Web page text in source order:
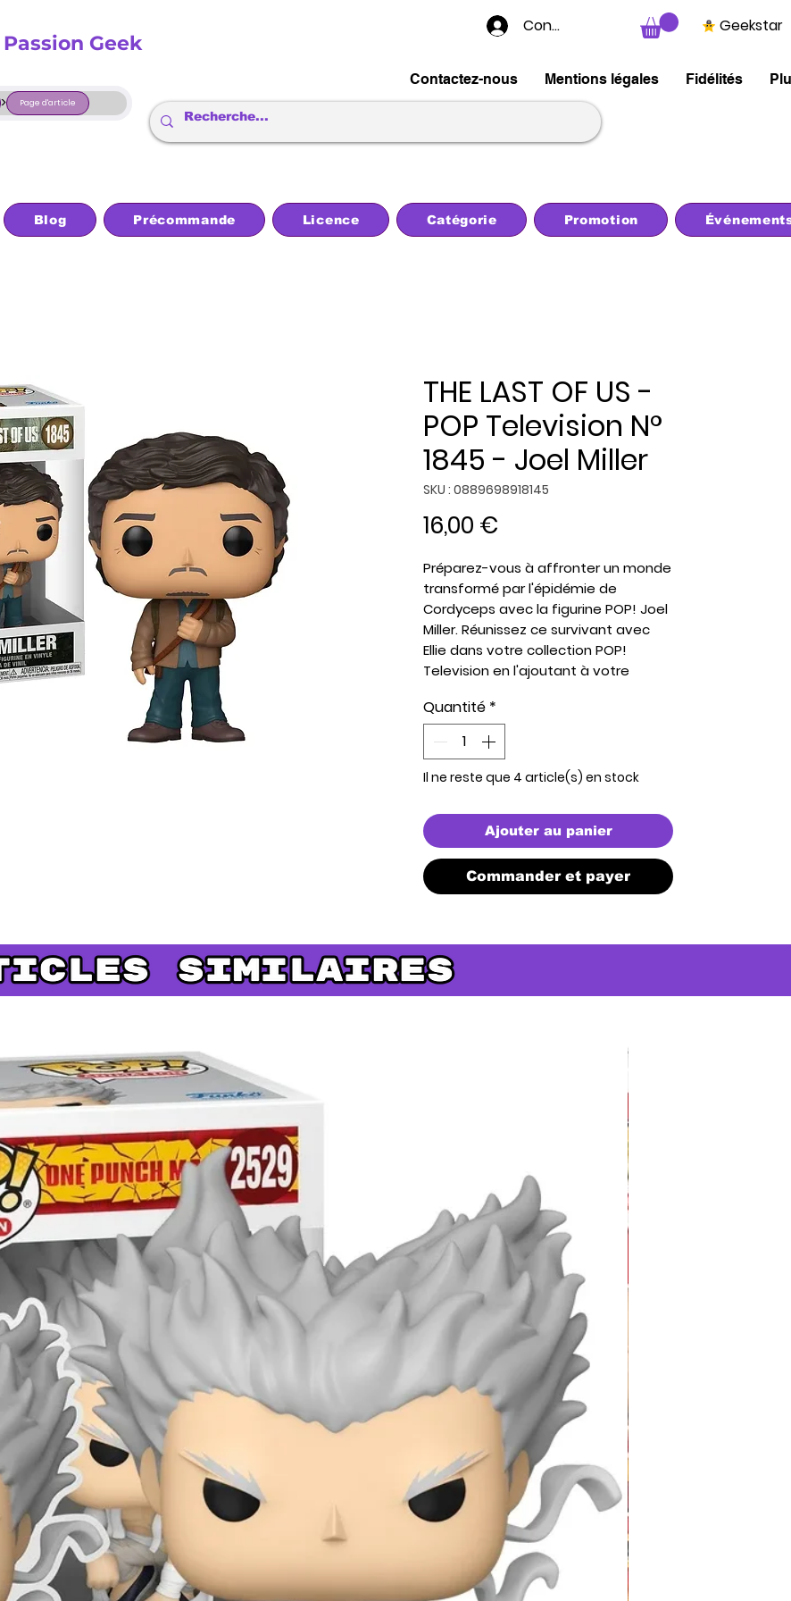
Passion Geek
> Page d'article
Connexion Geekstar
Contactez-nous Mentions légales Fidélités
Blog Précommande Licence Catégorie Promotion
THE LAST OF US -
POP Television N°
1845 - Joel Miller
SKU : 0889698918145
16,00 €
Préparez-vous à affronter un monde
transformé par l'épidémie de
Cordyceps avec la figurine POP! Joel
Miller. Réunissez ce survivant avec
Ellie dans votre collection POP!
Television en l'ajoutant à votre
Quantité *
Il ne reste que 4 article(s) en stock
Ajouter au panier
Commander et payer